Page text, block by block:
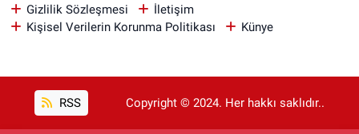
Gizlilik Sözleşmesi
İletişim
Kişisel Verilerin Korunma Politikası
Künye
RSS Copyright © 2024. Her hakkı saklıdır..